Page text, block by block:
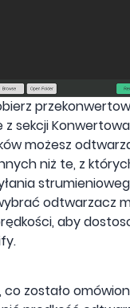
z sekcji
możesz
niż te, z
odtwarzacz
aby
zostało